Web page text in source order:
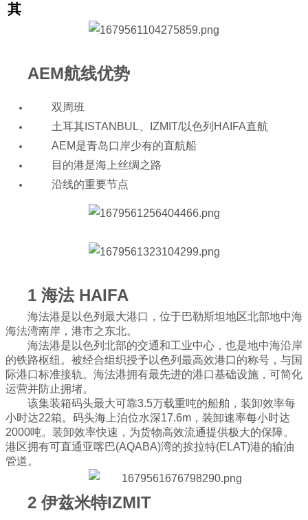
其
AEM航线优势
双周班
土耳其ISTANBUL、IZMIT/以色列HAIFA直航
AEM是青岛口岸少有的直航船
目的港是海上丝绸之路
沿线的重要节点
1 海法 HAIFA
海法港是以色列最大港口，位于巴勒斯坦地区北部地中海
海法湾南岸，港市之东北。
海法港是以色列北部的交通和工业中心，也是地中海沿岸
的铁路枢纽。被经合组织授予以色列最高效港口的称号，与国
际港口标准接轨。海法港拥有最先进的港口基础设施，可简化
运营并防止拥堵。
该集装箱码头最大可靠3.5万载重吨的船舶，装卸效率每
小时达22箱。码头海上泊位水深17.6m，装卸速率每小时达
2000吨。装卸效率快速，为货物高效流通提供极大的保障。
港区拥有可直通亚喀巴(AQABA)湾的挨拉特(ELAT)港的输油
管道。
2 伊兹米特IZMIT